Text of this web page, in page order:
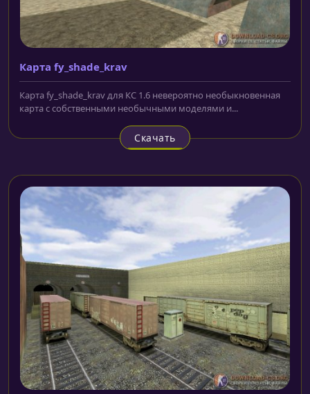
Карта fy_shade_krav
Карта fy_shade_krav для КС 1.6 невероятно необыкновенная
карта с собственными необычными моделями и...
Скачать